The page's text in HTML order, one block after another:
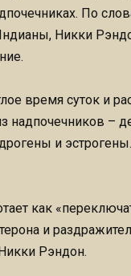
По
Никки
время суток и
надпочечников –
и
как
и
Рэндон.